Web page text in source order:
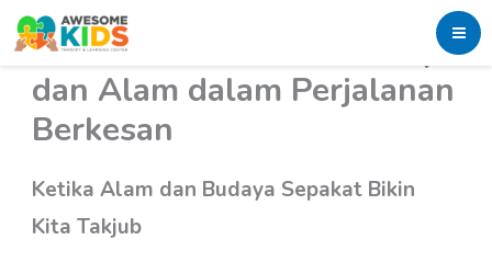
Skip
to
content
Menikmati Harmoni Budaya
dan Alam dalam Perjalanan
Berkesan
Ketika Alam dan Budaya Sepakat Bikin
Kita Takjub